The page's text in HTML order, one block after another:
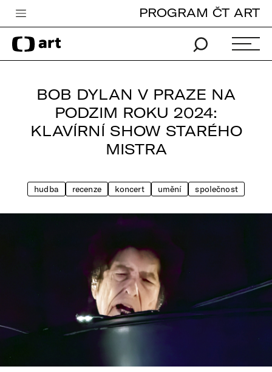
Česká televize
Zpravodajství
TV program
PROGRAM ČT ART
BOB DYLAN V PRAZE NA
PODZIM ROKU 2024:
KLAVÍRNÍ SHOW STARÉHO
MISTRA
hudba recenze koncert umění společnost